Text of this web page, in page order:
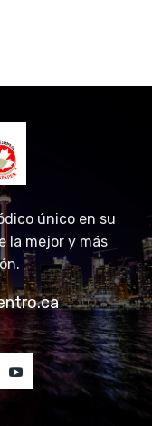
único en su
la mejor y más